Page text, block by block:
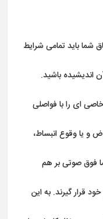
شما باید تمامی شرایط
اندیشیده باشید.
خاصی ای را با فواصلی
و یا وقوع انبساط،
فوق صوتی بر هم
قرار گیرند. به این